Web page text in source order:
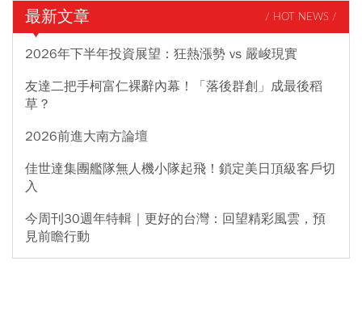
最新文章 / HOT NEWS /
2026年下半年投資展望：狂熱漲勢 vs 嚴峻現實
友達二把手柯富仁裸辭內幕！「落後群創」成最後稻
草？
2026前進大南方論壇
佳世達集團艦隊無人機小隊起飛！鎖定美日頂級客戶切
入
今周刊30週年特輯｜更好的台灣：回望精彩風雲，預
見前瞻行動